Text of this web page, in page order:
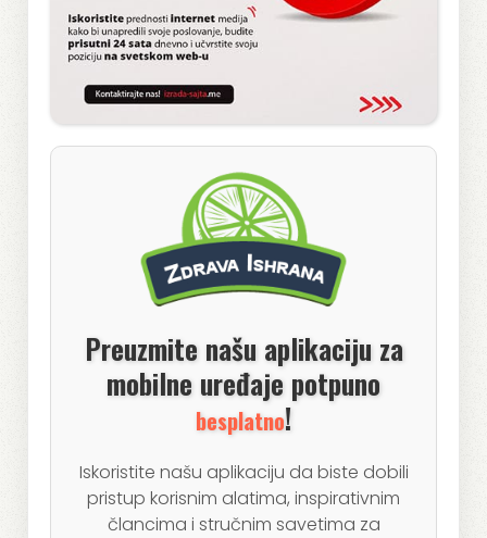
Preuzmite našu aplikaciju za
mobilne uređaje potpuno
besplatno!
Iskoristite našu aplikaciju da biste dobili
pristup korisnim alatima, inspirativnim
člancima i stručnim savetima za